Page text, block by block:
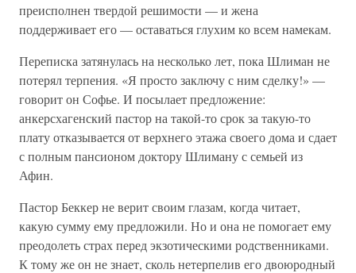
преисполнен твердой решимости — и жена
поддерживает его — оставаться глухим ко всем намекам.
Переписка затянулась на несколько лет, пока Шлиман не
потерял терпения. «Я просто заключу с ним сделку!» —
говорит он Софье. И посылает предложение:
анкерсхагенский пастор на такой-то срок за такую-то
плату отказывается от верхнего этажа своего дома и сдает
с полным пансионом доктору Шлиману с семьей из
Афин.
Пастор Беккер не верит своим глазам, когда читает,
какую сумму ему предложили. Но и она не помогает ему
преодолеть страх перед экзотическими родственниками.
К тому же он не знает, сколь нетерпелив его двоюродный